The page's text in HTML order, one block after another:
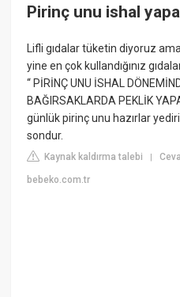
Pirinç unu ishal
Lifli gıdalar tüketin diyoruz
yine en çok kullandığınız
“ PİRİNÇ UNU İSHAL
BAĞIRSAKLARDA PEKLİK
günlük pirinç unu hazırlar
sondur.
Kaynak kaldırma talebi |
bebeko.com.tr